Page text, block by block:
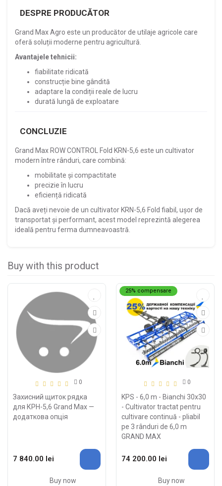
DESPRE PRODUCĂTOR
Grand Max Agro este un producător de utilaje agricole care
oferă soluții moderne pentru agricultură.
Avantajele tehnicii:
fiabilitate ridicată
construcție bine gândită
adaptare la condiții reale de lucru
durată lungă de exploatare
CONCLUZIE
Grand Max ROW CONTROL Fold KRN-5,6 este un cultivator
modern între rânduri, care combină:
mobilitate și compactitate
precizie în lucru
eficiență ridicată
Dacă aveți nevoie de un cultivator KRN-5,6 Fold fiabil, ușor de
transportat și performant, acest model reprezintă alegerea
ideală pentru ferma dumneavoastră.
Buy with this product
0
Захисний щиток рядка
для КРН-5,6 Grand Max —
додаткова опція
7 840.00 lei
Buy now
25% compensare
0
KPS - 6,0 m - Bianchi 30x30
- Cultivator tractat pentru
cultivare continuă - pliabil
pe 3 rânduri de 6,0 m
GRAND MAX
74 200.00 lei
Buy now